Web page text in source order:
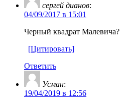
ceргей дианов:
04/09/2017 в 15:01
Черный квадрат Малевича?
[Цитировать]
Ответить
Усман:
19/04/2019 в 12:56